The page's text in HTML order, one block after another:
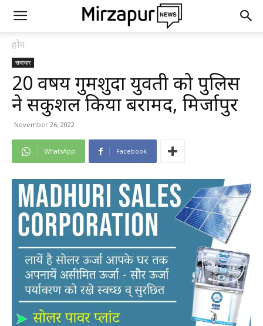
होम
समाचार
20 वर्षीय गुमशुदा युवती को पुलिस
ने सकुशल किया बरामद, मिर्जापुर
November 26, 2022
WhatsApp Facebook